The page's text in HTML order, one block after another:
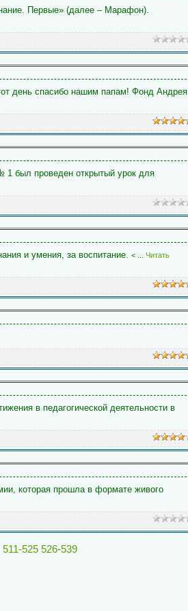
Первые» (далее – Марафон).
день спасибо нашим папам! Фонд Андрея
был проведен открытый урок для
и умения, за воспитание. <
Читать
в педагогической деятельности в
которая прошла в формате живого
511-525 526-539